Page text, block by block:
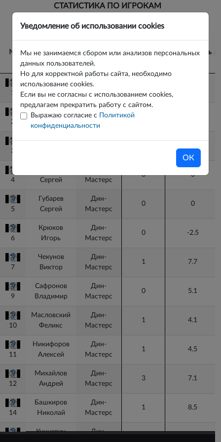
Уведомление об использовании cookies
Мы не занимаемся сбором или анализов персональных
данных пользователей.
Но для корректной работы сайта, необходимо
использование cookies.
Если вы не согласны с использованием cookies,
предлагаем прекратить работу с сайтом.
Выражаю согласие с
Политикой
конфиденциальности
ОК
СТАТИСТИКА ПО ИГРОКАМ
№ Игрок Команда Гол+пас Полезность
№ Игрок Команда Гол+пас
1
Переходнов
Михаил
Дин-
Мастерс
2
Илья
Дин-
3
Мурашов
Дин-
4
Сергей
Мастерс
0 0
5
Губарев
Сергей
Дин-
Мастерс
0 0
6
Крюков
Игорь
Дин-
Мастерс
0 -2.5
7
Чекунов
Виктор
Дин-
Мастерс
1 7.7
9
Сафронов
Владимир
Дин-
Мастерс
0 5.1
10
Масловский
Феликс
Дин-
Мастерс
1 4.1
11
Никифоров
Алексей
Дин-
Мастерс
1 4.5
12
Михайлов
Андрей
Дин-
Мастерс
3 7.1
14
Башкиров
Николай
Дин-
Мастерс
1 8.5
Кунцевич
Дин-
№
1
2
3
4
5
6
7
9
10
11
12
14